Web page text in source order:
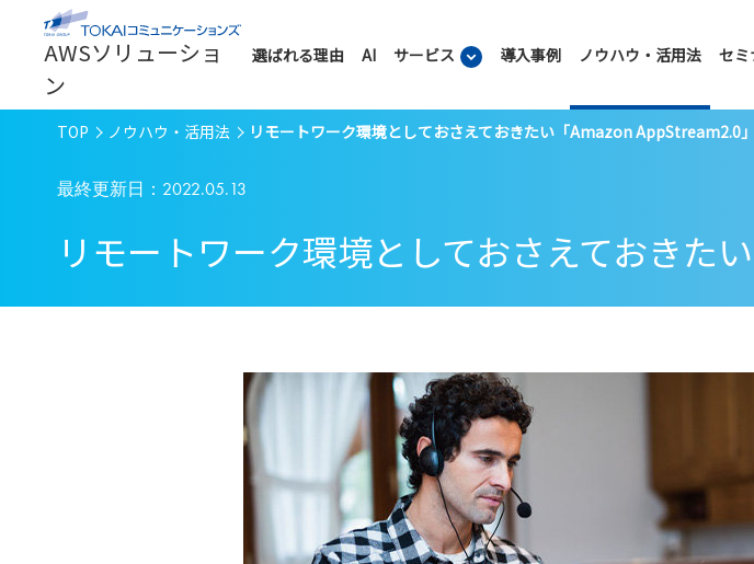
AWSソリューショ
ン
選ばれる理由 AI サービス 導入事例 ノウハウ・活用法 セミ
TOP ノウハウ・活用法 リモートワーク環境としておさえておきたい「Amazon AppStream2.0
最終更新日：2022.05.13
リモートワーク環境としておさえておきた